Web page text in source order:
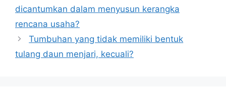
dicantumkan dalam menyusun kerangka
rencana usaha?
Tumbuhan yang tidak memiliki bentuk
tulang daun menjari, kecuali?